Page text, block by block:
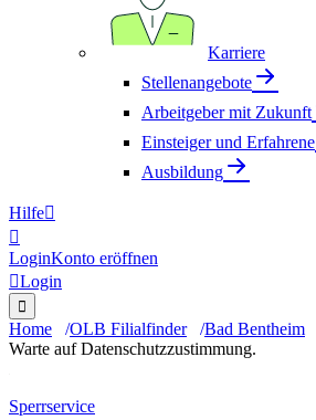
Karriere
Stellenangebote
Arbeitgeber mit Zukunft
Einsteiger und Erfahrene
Ausbildung
Hilfe

LoginKonto eröffnen
Login

Home OLB Filialfinder
Bad Bentheim
Warte auf Datenschutzzustimmung.
Sperrservice